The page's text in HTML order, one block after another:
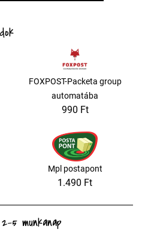
FOXPOST-Packeta group
automatába
990 Ft
Mpl postapont
1.490 Ft
5 munkanap